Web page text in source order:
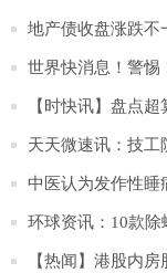
现场“一停了之”
地产债收盘涨跌不
世界快消息！警惕
属卡”了吗？丨投
【时快讯】盘点
声匿迹”了？
天天微速讯：技工
中医认为发作性睡
环球资讯：10款
出
【热闻】港股内